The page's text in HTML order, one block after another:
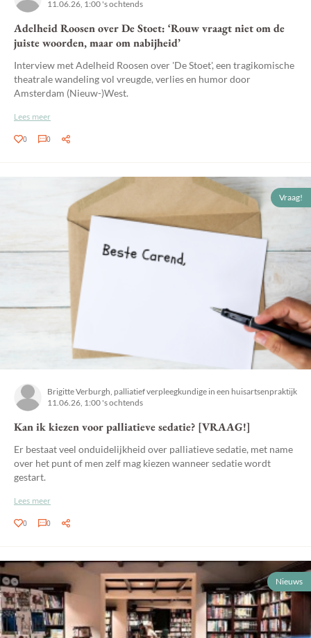
11.06.26, 1:00 's ochtends
Adelheid Roosen over De Stoet: ‘Rouw vraagt niet om de
juiste woorden, maar om nabijheid’
Interview met Adelheid Roosen over 'De Stoet', een tragikomische
theatrale wandeling vol vreugde, verlies en humor door
Amsterdam (Nieuw-)West.
Lees meer
0 0
Vraag!
Brigitte Verburgh, palliatief verpleegkundige in een huisartsenpraktijk
11.06.26, 1:00 's ochtends
Kan ik kiezen voor palliatieve sedatie? [VRAAG!]
Er bestaat veel onduidelijkheid over palliatieve sedatie, met name
over het punt of men zelf mag kiezen wanneer sedatie wordt
gestart.
Lees meer
0 0
Nieuws